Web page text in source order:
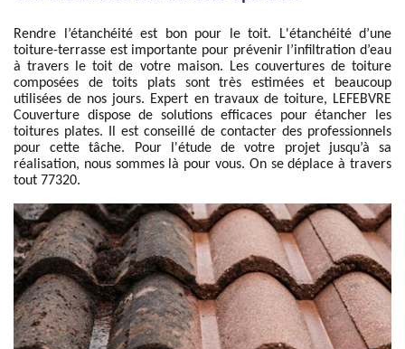
Rendre l’étanchéité est bon pour le toit. L'étanchéité d’une
toiture-terrasse est importante pour prévenir l’infiltration d’eau
à travers le toit de votre maison. Les couvertures de toiture
composées de toits plats sont très estimées et beaucoup
utilisées de nos jours. Expert en travaux de toiture, LEFEBVRE
Couverture dispose de solutions efficaces pour étancher les
toitures plates. Il est conseillé de contacter des professionnels
pour cette tâche. Pour l'étude de votre projet jusqu’à sa
réalisation, nous sommes là pour vous. On se déplace à travers
tout 77320.